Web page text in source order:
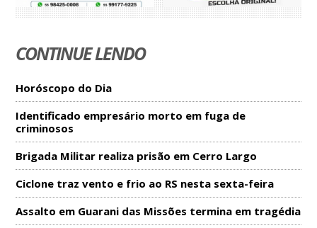
CONTINUE LENDO
Horóscopo do Dia
Identificado empresário morto em fuga de
criminosos
Brigada Militar realiza prisão em Cerro Largo
Ciclone traz vento e frio ao RS nesta sexta-feira
Assalto em Guarani das Missões termina em tragédia